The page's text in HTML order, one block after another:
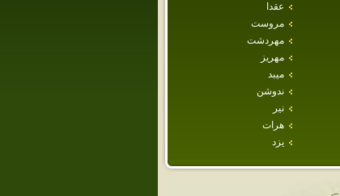
عقدا
مروست
مهردشت
مهريز
ميبد
ندوشن
نير
هرات
يزد